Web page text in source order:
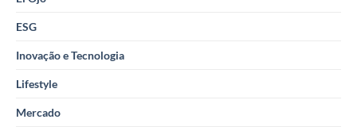
ESG
Inovação e Tecnologia
Lifestyle
Mercado